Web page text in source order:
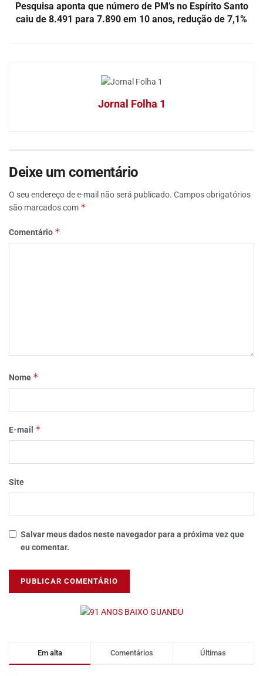
Pesquisa aponta que número de PM’s no Espírito Santo
caiu de 8.491 para 7.890 em 10 anos, redução de 7,1%
Jornal Folha 1
Deixe um comentário
O seu endereço de e-mail não será publicado. Campos obrigatórios
são marcados com *
Comentário *
Nome *
E-mail *
Site
Salvar meus dados neste navegador para a próxima vez que
eu comentar.
Em alta Comentários Últimas